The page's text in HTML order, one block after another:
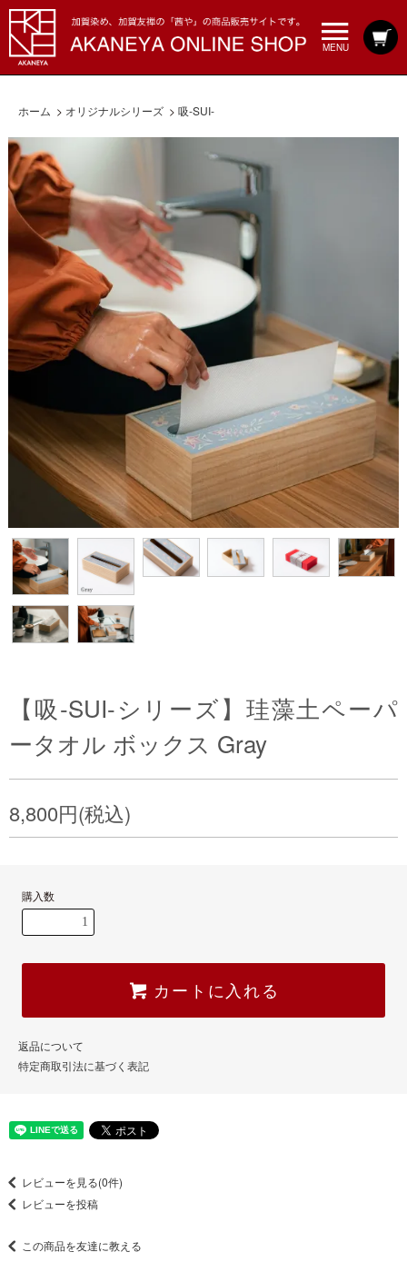
MENU
ホーム > オリジナルシリーズ > 吸-SUI-
【吸-SUI-シリーズ】珪藻土ペーパ
ータオル ボックス Gray
8,800円(税込)
購入数
カートに入れる
返品について
特定商取引法に基づく表記
レビューを見る(0件)
レビューを投稿
この商品を友達に教える